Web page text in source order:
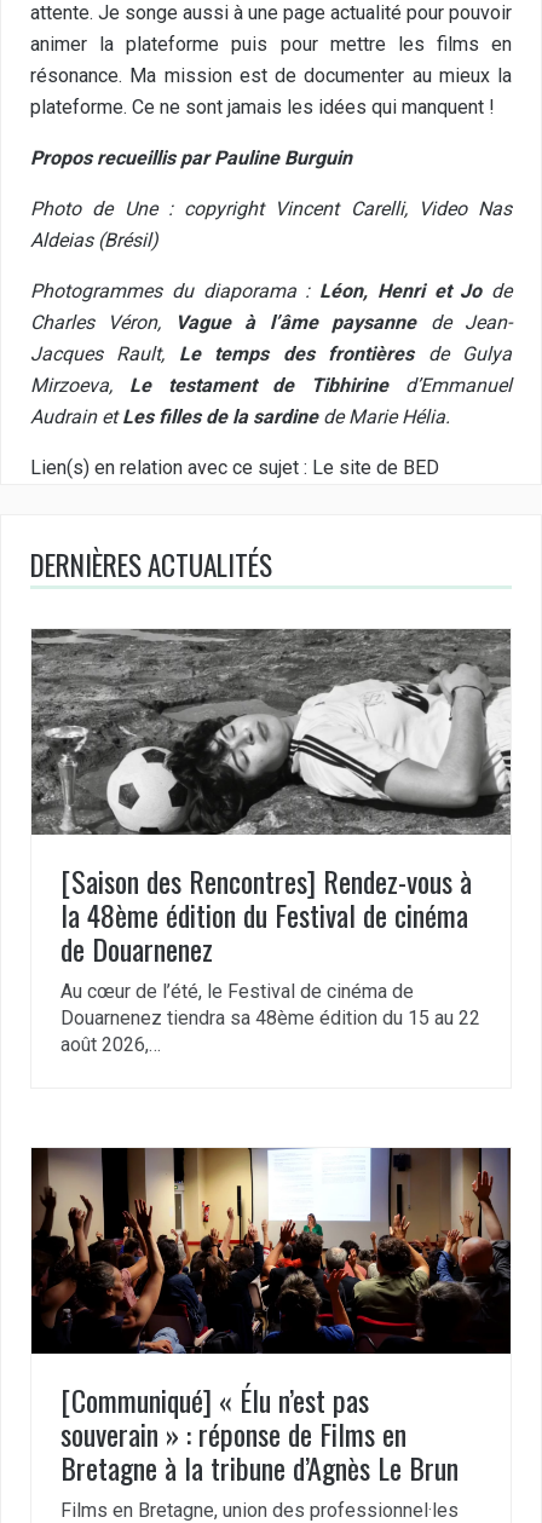
attente. Je songe aussi à une page actualité pour pouvoir
animer la plateforme puis pour mettre les films en
résonance. Ma mission est de documenter au mieux la
plateforme. Ce ne sont jamais les idées qui manquent !
Propos recueillis par Pauline Burguin
Photo de Une : copyright Vincent Carelli, Video Nas
Aldeias (Brésil)
Photogrammes du diaporama : Léon, Henri et Jode
Charles Véron,
Vague à l’âme paysannede Jean-
Jacques Rault, Le temps des frontièresde Gulya
Mirzoeva, Le testament de Tibhirined’Emmanuel
Audrain etLes filles de la sardinede Marie Hélia.
Lien(s) en relation avec ce sujet : Le site de BED
DERNIÈRES ACTUALITÉS
[Saison des Rencontres] Rendez-vous à
la 48ème édition du Festival de cinéma
de Douarnenez
Au cœur de l’été, le Festival de cinéma de
Douarnenez tiendra sa 48ème édition du 15 au 22
août 2026,…
[Communiqué] « Élu n’est pas
souverain » : réponse de Films en
Bretagne à la tribune d’Agnès Le Brun
Films en Bretagne, union des professionnel·les